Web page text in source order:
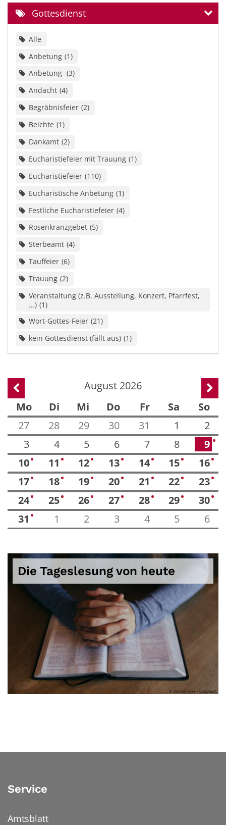
Gottesdienst
Alle
Anbetung 1
Anbetung
3
Andacht 4
Begräbnisfeier 2
Beichte 1
Dankamt 2
Eucharistiefeier mit Trauung 1
Eucharistiefeier 110
Eucharistische Anbetung 1
Festliche Eucharistiefeier 4
Rosenkranzgebet 5
Sterbeamt 4
Tauffeier 6
Trauung 2
Veranstaltung (z.B. Ausstellung, Konzert, Pfarrfest,
...) 1
Wort-Gottes-Feier 21
kein Gottesdienst (fällt aus) 1
Vorherige Seite August 2026
Mo
Di Mi Do Fr Sa
So
27
28 29 30 31 1
2
3
4 5 6 7 8 9 2
10 4 11 5 12 3 13 6 14 5 15 12 16 11
17 4 18 5 19 3 20 4 21 4 22 8 23 11
24 4 25 5 26 2 27 5 28 5 29 9 30 9
31 4 1 2 3 4 5 6
Die Tageslesung von heute
© Patrick Fore / unsplash
Service
Amtsblatt